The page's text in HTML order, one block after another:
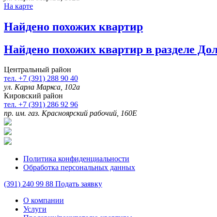
На карте
Найдено похожих квартир
Найдено похожих квартир в разделе
Центральный район
тел. +7 (391) 288 90 40
ул. Карла Маркса, 102а
Кировский район
тел. +7 (391) 286 92 96
пр. им. газ. Красноярский рабочий, 160Е
Политика конфиденциальности
Обработка персональных данных
(391) 240 99 88 Подать заявку
О компании
Услуги